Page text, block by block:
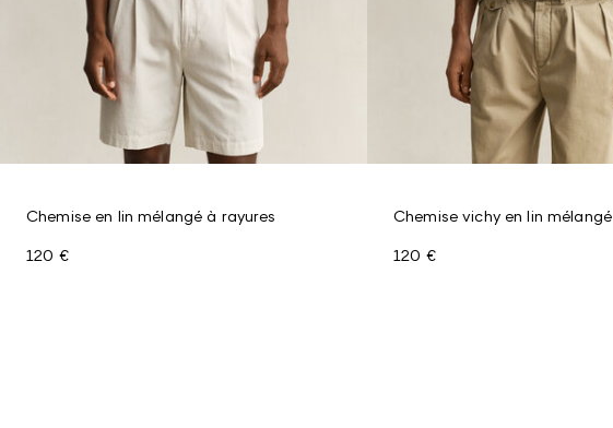
Chemise en lin mélangé à rayures
120 €
Chemise vichy en lin mélangé
120 €